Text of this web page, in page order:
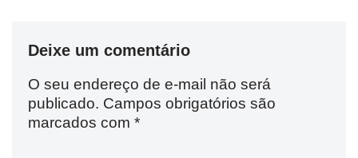
Deixe um comentário
O seu endereço de e-mail não será
publicado. Campos obrigatórios são
marcados com *